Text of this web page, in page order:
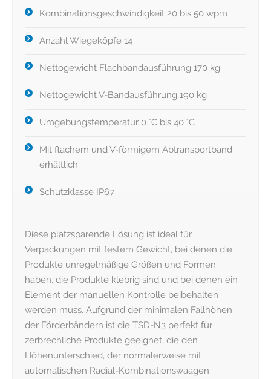
Kombinationsgeschwindigkeit 20 bis 50 wpm
Anzahl Wiegeköpfe 14
Nettogewicht Flachbandausführung 170 kg
Nettogewicht V-Bandausführung 190 kg
Umgebungstemperatur 0 °C bis 40 °C
Mit flachem und V-förmigem Abtransportband
erhältlich
Schutzklasse IP67
Diese platzsparende Lösung ist ideal für
Verpackungen mit festem Gewicht, bei denen die
Produkte unregelmäßige Größen und Formen
haben, die Produkte klebrig sind und bei denen ein
Element der manuellen Kontrolle beibehalten
werden muss. Aufgrund der minimalen Fallhöhen
der Förderbändern ist die TSD-N3 perfekt für
zerbrechliche Produkte geeignet, die den
Höhenunterschied, der normalerweise mit
automatischen Radial-Kombinationswaagen